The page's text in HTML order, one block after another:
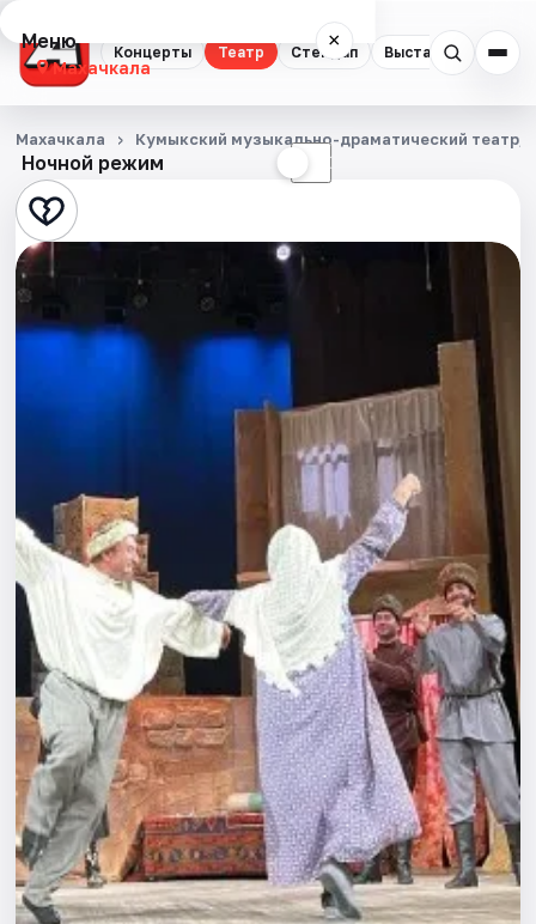
Концерты Театр Стендап Выставки
Меню ×
Махачкала
Концерты
Театр
Стендап
Выставки
Экскурсии
Спорт
Города
Площадки
Артисты
Рейтинги
Ночной режим ☾
Махачкала Кумыкский музыкально-драматический театр,